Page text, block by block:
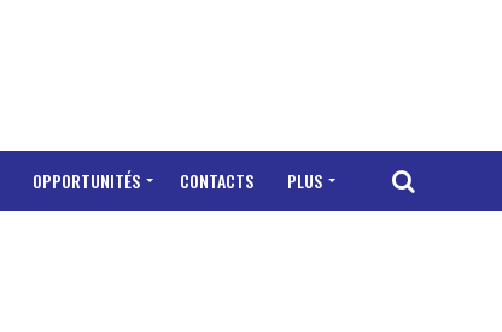
OPPORTUNITÉS CONTACTS PLUS